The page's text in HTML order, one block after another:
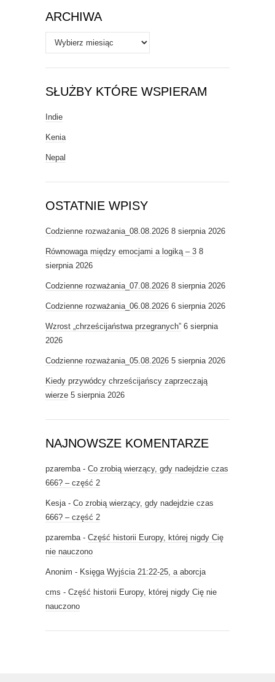
ARCHIWA
Archiwa
SŁUŻBY KTÓRE WSPIERAM
Indie
Kenia
Nepal
OSTATNIE WPISY
Codzienne rozważania_08.08.2026 8 sierpnia 2026
Równowaga między emocjami a logiką – 3 8
sierpnia 2026
Codzienne rozważania_07.08.2026 8 sierpnia 2026
Codzienne rozważania_06.08.2026 6 sierpnia 2026
Wzrost „chrześcijaństwa przegranych” 6 sierpnia
2026
Codzienne rozważania_05.08.2026 5 sierpnia 2026
Kiedy przywódcy chrześcijańscy zaprzeczają
wierze 5 sierpnia 2026
NAJNOWSZE KOMENTARZE
pzaremba- Co zrobią wierzący, gdy nadejdzie czas
666? – część 2
Kesja- Co zrobią wierzący, gdy nadejdzie czas
666? – część 2
pzaremba- Część historii Europy, której nigdy Cię
nie nauczono
Anonim - Księga Wyjścia 21:22-25, a aborcja
cms - Część historii Europy, której nigdy Cię nie
nauczono